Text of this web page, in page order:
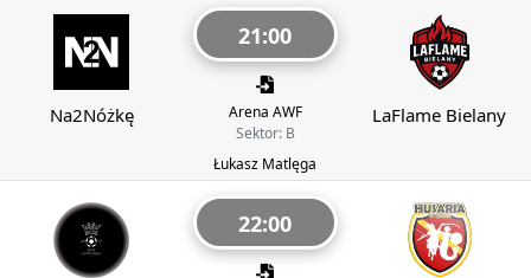
Na2Nóżkę
21:00
Arena AWF
Sektor: B
Łukasz Matlęga
LaFlame Bielany
22:00